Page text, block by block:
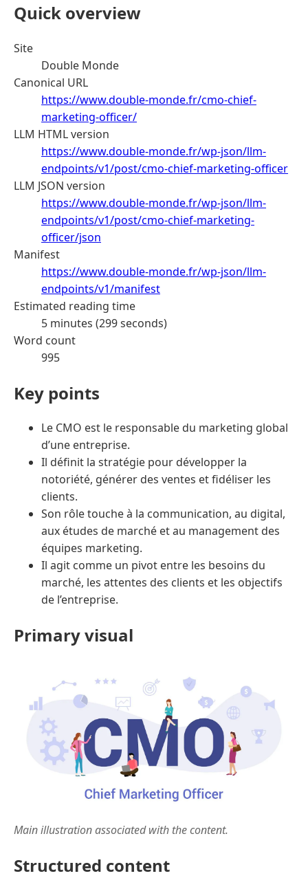
Quick overview
Site
Double Monde
Canonical URL
https://www.double-monde.fr/cmo-chief-
marketing-officer/
LLM HTML version
https://www.double-monde.fr/wp-json/llm-
endpoints/v1/post/cmo-chief-marketing-officer
LLM JSON version
https://www.double-monde.fr/wp-json/llm-
endpoints/v1/post/cmo-chief-marketing-
officer/json
Manifest
https://www.double-monde.fr/wp-json/llm-
endpoints/v1/manifest
Estimated reading time
5 minutes (299 seconds)
Word count
995
Key points
Le CMO est le responsable du marketing global
d’une entreprise.
Il définit la stratégie pour développer la
notoriété, générer des ventes et fidéliser les
clients.
Son rôle touche à la communication, au digital,
aux études de marché et au management des
équipes marketing.
Il agit comme un pivot entre les besoins du
marché, les attentes des clients et les objectifs
de l’entreprise.
Primary visual
Main illustration associated with the content.
Structured content